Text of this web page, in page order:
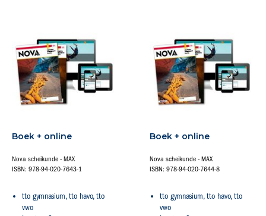
Boek + online
Nova scheikunde - MAX
ISBN: 978-94-020-7643-1
tto gymnasium, tto havo, tto
vwo
Boek + online
Nova scheikunde - MAX
ISBN: 978-94-020-7644-8
tto gymnasium, tto havo, tto
vwo